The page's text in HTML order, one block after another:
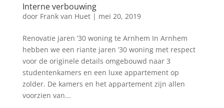
Interne verbouwing
door Frank van Huet| mei 20, 2019
Renovatie jaren ’30 woning te Arnhem In Arnhem
hebben we een riante jaren ’30 woning met respect
voor de originele details omgebouwd naar 3
studentenkamers en een luxe appartement op
zolder. De kamers en het appartement zijn allen
voorzien van...